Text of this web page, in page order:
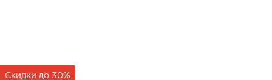
Скидки до 30%